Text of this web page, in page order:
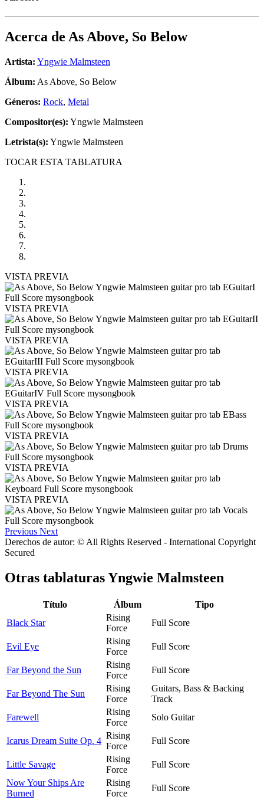
Acerca de As Above, So Below
Artista: Yngwie Malmsteen
Álbum: As Above, So Below
Géneros: Rock, Metal
Compositor(es): Yngwie Malmsteen
Letrista(s): Yngwie Malmsteen
TOCAR ESTA TABLATURA
VISTA PREVIA
VISTA PREVIA
VISTA PREVIA
VISTA PREVIA
VISTA PREVIA
VISTA PREVIA
VISTA PREVIA
VISTA PREVIA
Previous Next
Derechos de autor: © All Rights Reserved - International Copyright
Secured
Otras tablaturasYngwie Malmsteen
Título Álbum
Tipo
Black Star
Rising
Force
Full Score
Evil Eye
Rising
Force
Full Score
Far Beyond the Sun
Rising
Force
Full Score
Far Beyond The Sun
Rising
Force
Guitars, Bass & Backing
Track
Farewell
Rising
Force
Solo Guitar
Icarus Dream Suite Op. 4
Rising
Force
Full Score
Little Savage
Rising
Force
Full Score
Now Your Ships Are
Burned
Rising
Force
Full Score